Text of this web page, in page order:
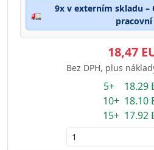
🚛
9x v externím skladu –
18,47
Bez DPH, plus
5+ 18.29
10+ 18.10
15+ 17.92